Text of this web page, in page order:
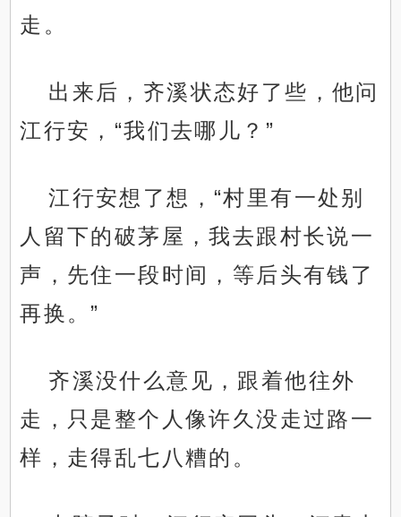
走。
出来后，齐溪状态好了些，他问
江行安，“我们去哪儿？”
江行安想了想，“村里有一处别
人留下的破茅屋，我去跟村长说一
声，先住一段时间，等后头有钱了
再换。”
齐溪没什么意见，跟着他往外
走，只是整个人像许久没走过路一
样，走得乱七八糟的。